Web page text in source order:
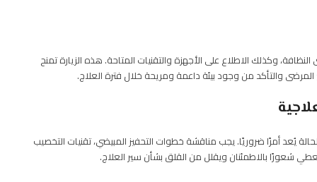
وكذلك الاطلاع على الأجهزة والتقنيات المتاحة. هذه الزيارة تمنح
والتأكد من وجود بيئة داعمة ومريحة خلال فترة العلاج.
يُعد أمرًا ضروريًا. يجب مناقشة خطوات التحفيز المبيضي، تقنيات التخصيب
شعورًا بالاطمئنان ويقلل من القلق بشأن سير العلاج.